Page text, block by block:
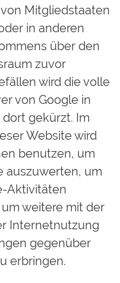
Mitgliedstaaten
in anderen
über den
zuvor
wird die volle
von Google in
gekürzt. Im
Website wird
benutzen, um
auszuwerten, um
Aktivitäten
weitere mit der
Internetnutzung
gegenüber
erbringen.